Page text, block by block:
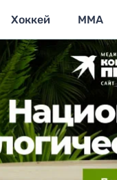
Хоккей MMA